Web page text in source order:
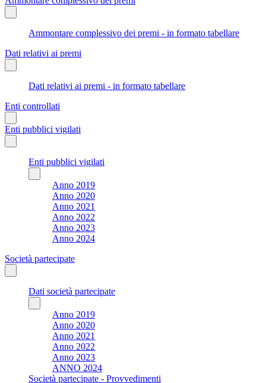
Ammontare complessivo dei premi - in formato tabellare
Dati relativi ai premi
Dati relativi ai premi - in formato tabellare
Enti controllati
Enti pubblici vigilati
Enti pubblici vigilati
Anno 2019
Anno 2020
Anno 2021
Anno 2022
Anno 2023
Anno 2024
Società partecipate
Dati società partecipate
Anno 2019
Anno 2020
Anno 2021
Anno 2022
Anno 2023
ANNO 2024
Società partecipate - Provvedimenti